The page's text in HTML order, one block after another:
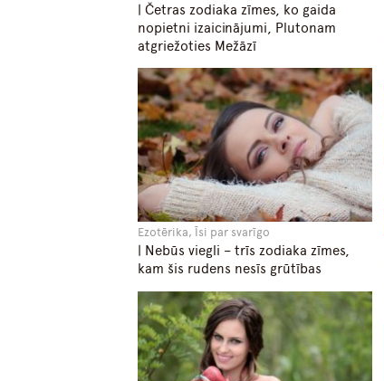
| Četras zodiaka zīmes, ko gaida
nopietni izaicinājumi, Plutonam
atgriežoties Mežāzī
Ezotērika, Īsi par svarīgo
| Nebūs viegli – trīs zodiaka zīmes,
kam šis rudens nesīs grūtības